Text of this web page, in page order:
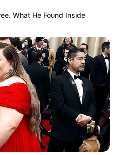
What He Found Inside